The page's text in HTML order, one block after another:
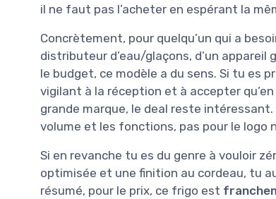
il ne faut pas l’acheter en espérant la
Concrètement, pour quelqu’un qui a
distributeur d’eau/glaçons, d’un
le budget, ce modèle a du sens. Si tu es
vigilant à la réception et à accepter
grande marque, le deal reste intéressant.
volume et les fonctions, pas pour le logo
Si en revanche tu es du genre à vouloir
optimisée et une finition au cordeau, tu
résumé, pour le prix, ce frigo est